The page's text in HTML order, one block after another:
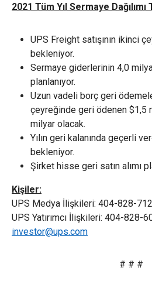
2021 Tüm Yıl Sermaye
UPS Freight satışının ikinci
bekleniyor.
Sermaye giderlerinin 4,0
planlanıyor.
Uzun vadeli borç geri
çeyreğinde geri ödenen $1,5
milyar olacak.
Yılın geri kalanında geçerli
bekleniyor.
Şirket hisse geri satın alımı
Kişiler:
UPS Medya İlişkileri: 404-828-
UPS Yatırımcı İlişkileri: 404-828-
investor@ups.com
# # #